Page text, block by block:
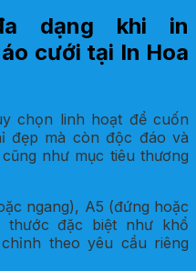
dạng khi in
cưới tại In Hoa
chọn linh hoạt để cuốn
đẹp mà còn độc đáo và
như mục tiêu thương
ngang), A5 (đứng hoặc
thước đặc biệt như khổ
theo yêu cầu riêng